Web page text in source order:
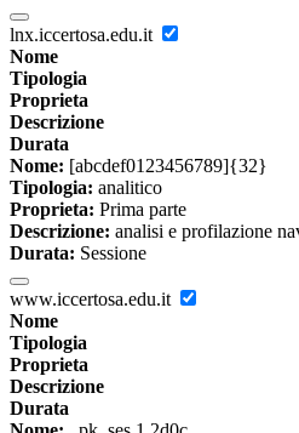
lnx.iccertosa.edu.it
Nome
Tipologia
Proprieta
Descrizione
Durata
Nome: [abcdef0123456789]{32}
Tipologia: analitico
Proprieta: Prima parte
Descrizione: analisi e profilazione
Durata: Sessione
www.iccertosa.edu.it
Nome
Tipologia
Proprieta
Descrizione
Durata